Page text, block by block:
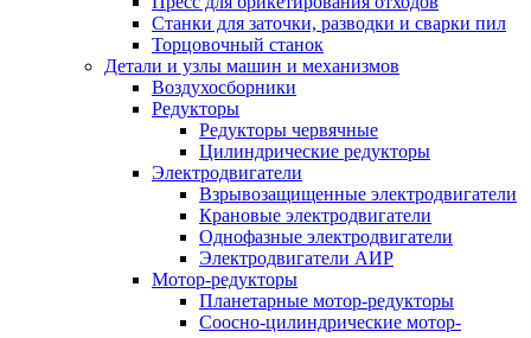
Станки для заточки, разводки и сварки пил
Торцовочный станок
Детали и узлы машин и механизмов
Воздухосборники
Редукторы
Редукторы червячные
Цилиндрические редукторы
Электродвигатели
Взрывозащищенные электродвигатели
Крановые электродвигатели
Однофазные электродвигатели
Электродвигатели АИР
Мотор-редукторы
Планетарные мотор-редукторы
Соосно-цилиндрические мотор-